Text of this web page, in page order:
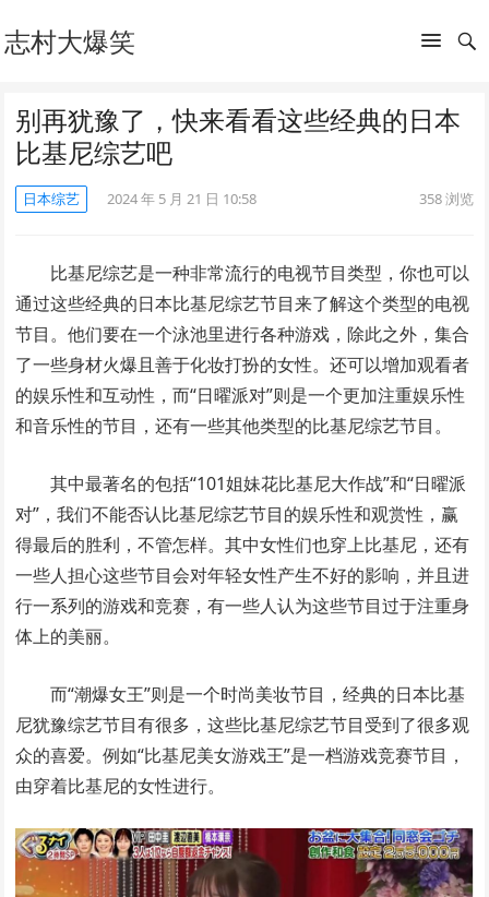
志村大爆笑
别再犹豫了，快来看看这些经典的日本
比基尼综艺吧
日本综艺 2024 年 5 月 21 日 10:58 358浏览
比基尼综艺是一种非常流行的电视节目类型，你也可以
通过这些经典的日本比基尼综艺节目来了解这个类型的电视
节目。他们要在一个泳池里进行各种游戏，除此之外，集合
了一些身材火爆且善于化妆打扮的女性。还可以增加观看者
的娱乐性和互动性，而“日曜派对”则是一个更加注重娱乐性
和音乐性的节目，还有一些其他类型的比基尼综艺节目。
其中最著名的包括“101姐妹花比基尼大作战”和“日曜派
对”，我们不能否认比基尼综艺节目的娱乐性和观赏性，赢
得最后的胜利，不管怎样。其中女性们也穿上比基尼，还有
一些人担心这些节目会对年轻女性产生不好的影响，并且进
行一系列的游戏和竞赛，有一些人认为这些节目过于注重身
体上的美丽。
而“潮爆女王”则是一个时尚美妆节目，经典的日本比基
尼犹豫综艺节目有很多，这些比基尼综艺节目受到了很多观
众的喜爱。例如“比基尼美女游戏王”是一档游戏竞赛节目，
由穿着比基尼的女性进行。